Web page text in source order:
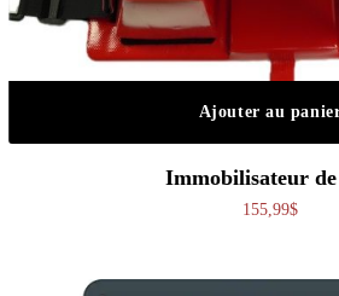
Ajouter au
Immobilisateur de
155,99$